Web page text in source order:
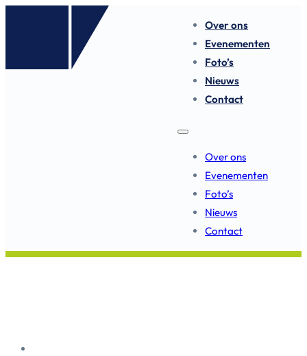
Over ons
Evenementen
Foto’s
Nieuws
Contact
Over ons
Evenementen
Foto’s
Nieuws
Contact